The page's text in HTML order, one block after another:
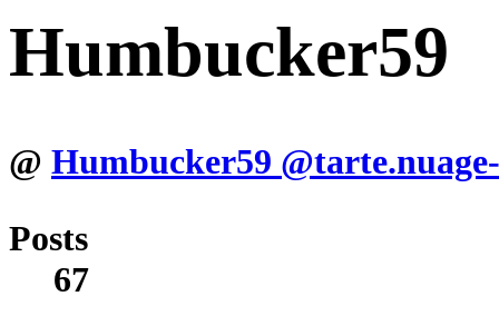
Humbucker59
@ Humbucker59
Posts
67